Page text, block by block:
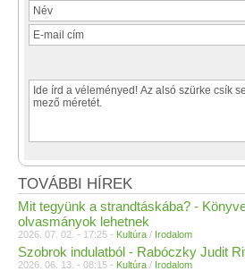
TOVÁBBI HÍREK
Mit tegyünk a strandtáskába? -
olvasmányok lehetnek
2026. 07. 02. - 17:25 - Kultúra / Irodalom
Szobrok indulatból - Rabóczky Judit
2026. 06. 13. - 08:15 - Kultúra / Irodalom